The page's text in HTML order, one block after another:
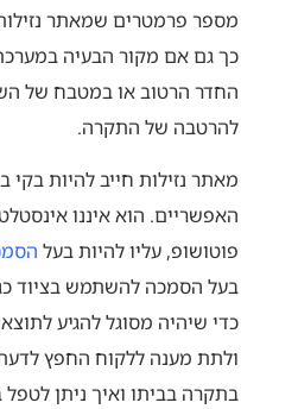
מספר פרמטרים שמאתר נזילות
כך גם אם מקור הבעיה
החדר הרטוב או במטבח של
להרטבה של התקרה.
מאתר נזילות חייב להיות
האפשריים. הוא איננו
פוטושופ, עליו להיות בעל
בעל הסמכה להשתמש בציוד
כדי שיהיה מסוגל להגיע
ולתת מענה ללקוח החפץ
בתקרה בביתו ואיך ניתן לטפל